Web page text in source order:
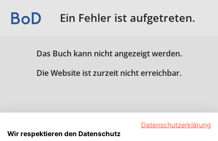
Ein Fehler ist aufgetreten.
Das Buch kann nicht angezeigt werden.
Die Website ist zurzeit nicht erreichbar.
Datenschutzerklärung
Wir respektieren den Datenschutz